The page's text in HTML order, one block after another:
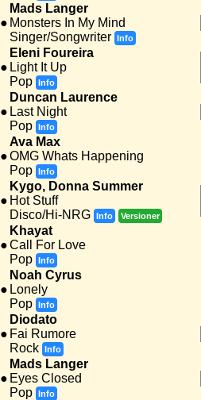
●
Mads Langer
Monsters In My Mind
Singer/Songwriter Info
●
Eleni Foureira
Light It Up
Pop Info
●
Duncan Laurence
Last Night
Pop Info
●
Ava Max
OMG Whats Happening
Pop Info
●
Kygo, Donna Summer
Hot Stuff
Disco/Hi-NRG Info Versioner
●
Khayat
Call For Love
Pop Info
●
Noah Cyrus
Lonely
Pop Info
●
Diodato
Fai Rumore
Rock Info
●
Mads Langer
Eyes Closed
Pop Info